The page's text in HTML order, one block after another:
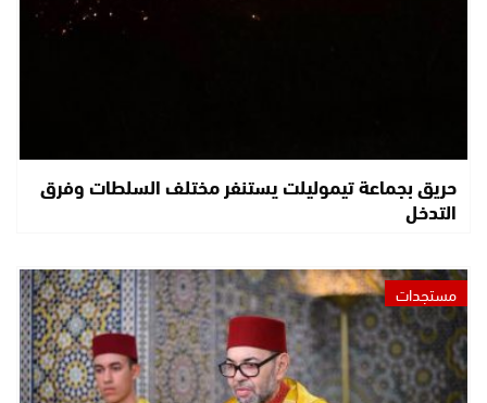
حريق بجماعة تيموليلت يستنفر مختلف السلطات وفرق
التدخل
مستجدات